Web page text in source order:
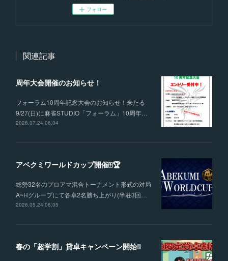
フォロー
関連記事
周年大会開催のお知らせ！
フォーラム10周年記念大会のお知らせ！来たる
9/27(日)に麻雀STUDIO「フォーラム」10周年…
2026.07.24 06:04
アベクミワールドカップ開催🀄🏆
総勢32名のプロアマ混合トーナメント形式の対局
A~Hグループにて各卓2名勝ち上がり(半荘3回…
2026.05.24 06:05
春の「超学割」貸卓キャンペーン開始‼